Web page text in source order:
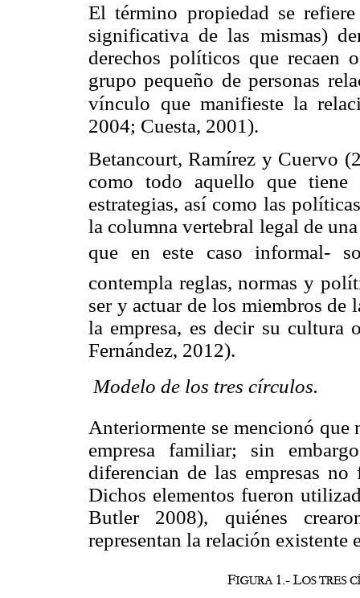
El término propiedad se
significativa de las mismas)
derechos políticos que recaen
grupo pequeño de personas
vínculo que manifieste la
2004; Cuesta, 2001).
Betancourt, Ramírez y Cuervo
como todo aquello que tiene
estrategias, así como las
la columna vertebral legal de
que en este caso informal-
contempla reglas, normas y
ser y actuar de los miembros de
la empresa, es decir su cultura
Fernández, 2012).
Modelo de los tres círculos.
Anteriormente se mencionó
empresa familiar; sin
diferencian de las empresas
Dichos elementos fueron
Butler 2008), quiénes
representan la relación existente